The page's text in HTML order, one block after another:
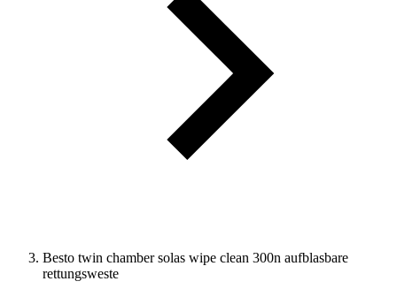
Besto twin chamber solas wipe clean 300n aufblasbare
rettungsweste